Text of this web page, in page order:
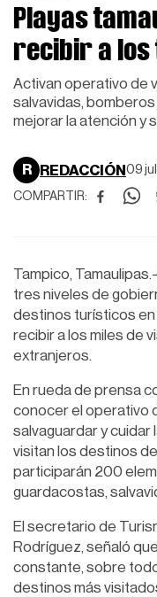
Playas
recibir a
Activan operativo de
salvavidas,
mejorar la atención y
R REDACCIÓN 09
COMPARTIR:
Tampico,
tres niveles de
destinos turísticos en
recibir a los miles de
extranjeros.
En rueda de prensa
conocer el operativo
salvaguardar y cuidar
visitan los destinos
participarán 200
guardacostas,
El secretario de
Rodríguez, señaló
constante, sobre
destinos más